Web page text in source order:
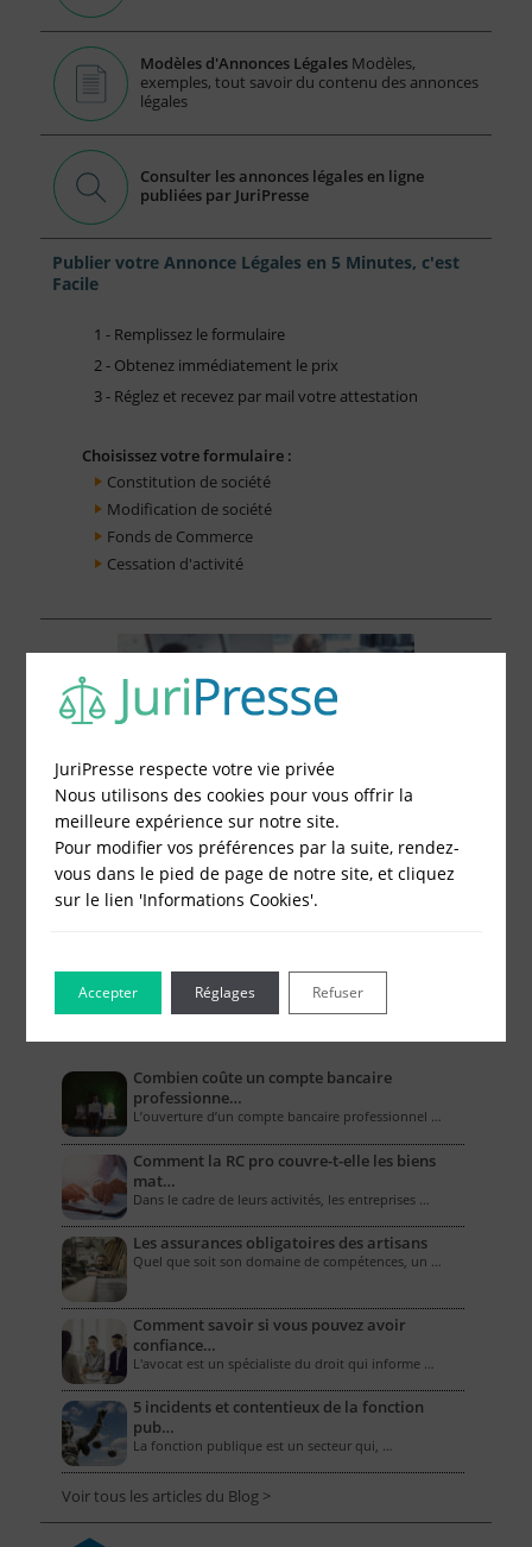
Modèles d'Annonces Légales Modèles,
exemples, tout savoir du contenu des annonces
légales
Consulter les annonces légales en ligne
publiées par JuriPresse
Publier votre Annonce Légales en 5 Minutes, c'est
Facile
1 - Remplissez le formulaire
2 - Obtenez immédiatement le prix
3 - Réglez et recevez par mail votre attestation
Choisissez votre formulaire :
Constitution de société
Modification de société
Fonds de Commerce
Cessation d'activité
Combien coûte un compte bancaire
professionne…
L’ouverture d’un compte bancaire professionnel …
Comment la RC pro couvre-t-elle les biens
mat…
Dans le cadre de leurs activités, les entreprises …
Les assurances obligatoires des artisans
Quel que soit son domaine de compétences, un …
Comment savoir si vous pouvez avoir
confiance…
L'avocat est un spécialiste du droit qui informe …
5 incidents et contentieux de la fonction
pub…
La fonction publique est un secteur qui, …
Voir tous les articles du Blog >
JuriPresse respecte votre vie privée
Nous utilisons des cookies pour vous offrir la
meilleure expérience sur notre site.
Pour modifier vos préférences par la suite, rendez-
vous dans le pied de page de notre site, et cliquez
sur le lien 'Informations Cookies'.
Accepter Refuser
Réglages